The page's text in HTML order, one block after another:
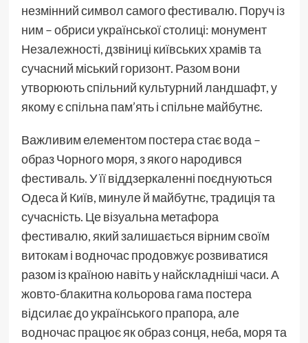
незмінний символ самого фестивалю. Поруч із
ним – обриси української столиці: монумент
Незалежності, дзвіниці київських храмів та
сучасний міський горизонт. Разом вони
утворюють спільний культурний ландшафт, у
якому є спільна пам’ять і спільне майбутнє.
Важливим елементом постера стає вода –
образ Чорного моря, з якого народився
фестиваль. У її віддзеркаленні поєднуються
Одеса й Київ, минуле й майбутнє, традиція та
сучасність. Це візуальна метафора
фестивалю, який залишається вірним своїм
витокам і водночас продовжує розвиватися
разом із країною навіть у найскладніші часи. А
жовто-блакитна кольорова гама постера
відсилає до українського прапора, але
водночас працює як образ сонця, неба, моря та